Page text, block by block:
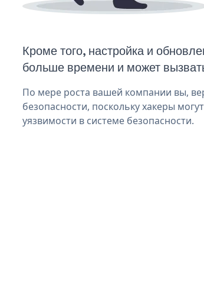
Кроме того, настройка и
больше времени и может
По мере роста вашей компании вы,
безопасности, поскольку хакеры
уязвимости в системе безопасности.